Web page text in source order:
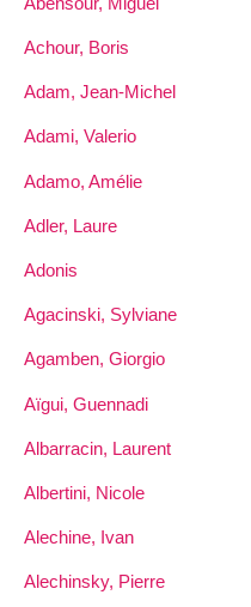
Achour, Boris
Adam, Jean-Michel
Adami, Valerio
Adamo, Amélie
Adler, Laure
Adonis
Agacinski, Sylviane
Agamben, Giorgio
Aïgui, Guennadi
Albarracin, Laurent
Albertini, Nicole
Alechine, Ivan
Alechinsky, Pierre